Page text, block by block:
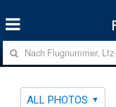
ALL PHOTOS